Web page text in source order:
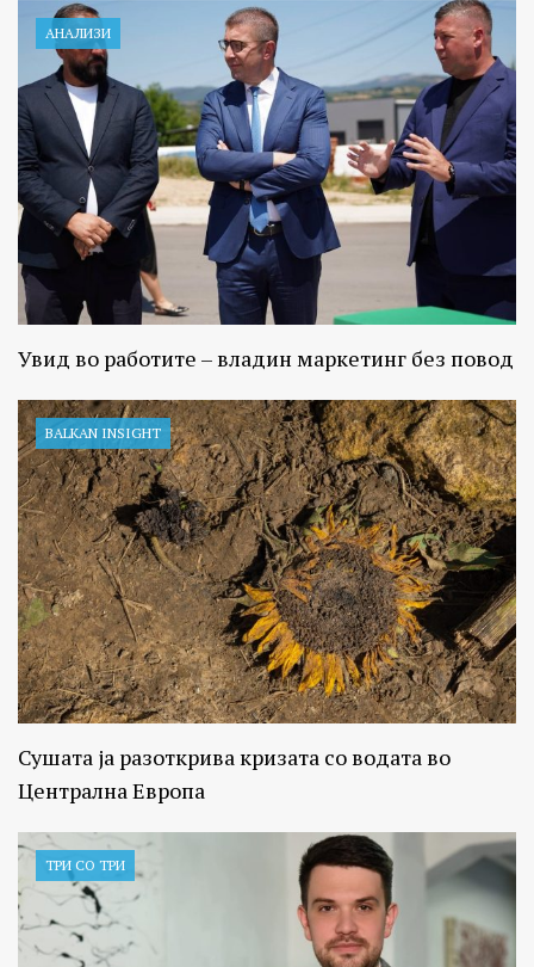
АНАЛИЗИ
Увид во работите – владин маркетинг без повод
BALKAN INSIGHT
Сушата ја разоткрива кризата со водата во
Централна Европа
ТРИ СО ТРИ